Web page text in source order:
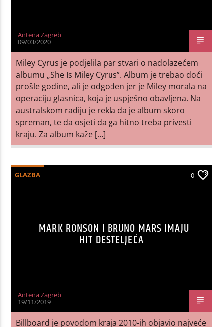
Antena Zagreb
09/03/2020
Miley Cyrus je podjelila par stvari o nadolazećem
albumu „She Is Miley Cyrus”. Album je trebao doći
prošle godine, ali je odgođen jer je Miley morala na
operaciju glasnica, koja je uspješno obavljena. Na
australskom radiju je rekla da je album skoro
spreman, te da osjeti da ga hitno treba privesti
kraju. Za album kaže […]
GLAZBA 0
MARK RONSON I BRUNO MARS IMAJU
HIT DESTELJEĆA
Antena Zagreb
19/11/2019
Billboard je povodom kraja 2010-ih objavio najveće